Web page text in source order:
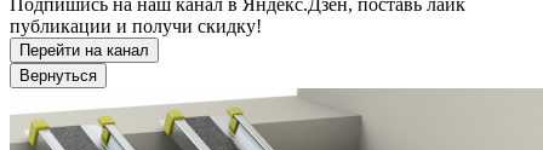
Подпишись на наш канал в Яндекс.Дзен, поставь лайк
публикации и получи скидку!